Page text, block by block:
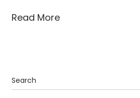
Read More